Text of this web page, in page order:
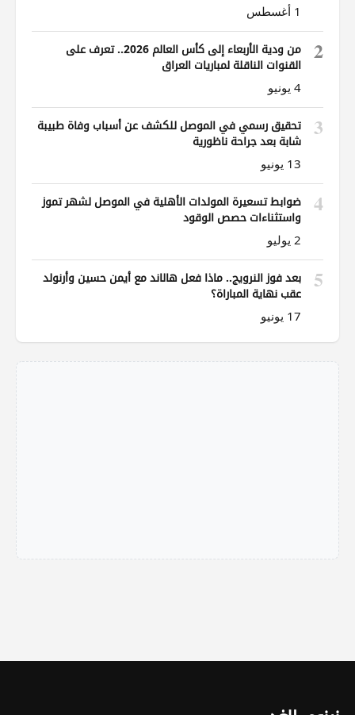
1 أغسطس
2
من ودية الأربعاء إلى كأس العالم 2026.. تعرف على
القنوات الناقلة لمباريات العراق
4 يونيو
3
تحقيق رسمي في الموصل للكشف عن أسباب وفاة طبيبة
شابة بعد جراحة ناظورية
13 يونيو
4
ضوابط تسعيرة المولدات الأهلية في الموصل لشهر تموز
واستثناءات حصص الوقود
2 يوليو
5
بعد فوز النرويج.. ماذا فعل هالاند مع أيمن حسين وأرنولد
عقب نهاية المباراة؟
17 يونيو